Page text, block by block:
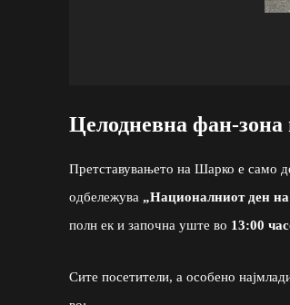
Целодневна фан-
Претставувањето на Шарко е само
одбележува „Националниот ден на
полн ек и започна уште во 13:00
Сите посетители, а особено